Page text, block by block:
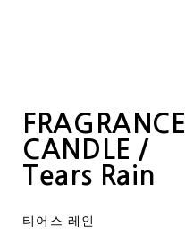
FRAGRANCE
CANDLE /
Tears Rain
티어스 레인